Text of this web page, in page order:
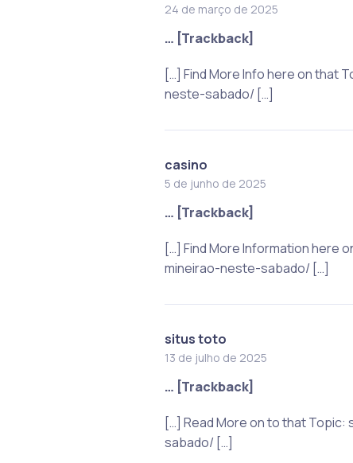
24 de março de 2025
… [Trackback]
[…] Find More Info here on
neste-sabado/ […]
casino
5 de junho de 2025
… [Trackback]
[…] Find More Information
mineirao-neste-sabado/ […]
situs toto
13 de julho de 2025
… [Trackback]
[…] Read More on to that
sabado/ […]